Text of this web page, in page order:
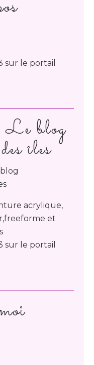
blog
îles
acrylique,
et
sur le portail
sur le portail